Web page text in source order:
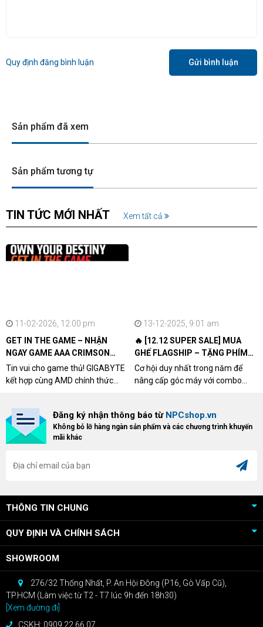
Quy định đăng bình luận Gửi bình luận
Sản phẩm đã xem
Sản phẩm tương tự
TIN TỨC MỚI NHẤT Xem tất cả
11-02-2026, 12:00 pm
GET IN THE GAME – NHẬN
NGAY GAME AAA CRIMSON
DESERT CÙNG GIGABYTE &
AMD
Tin vui cho game thủ! GIGABYTE
kết hợp cùng AMD chính thức
khách hàng sở hữu VGA Radeon
RX 9070 / RX 9070 XT.
13-12-2025, 9:01 am
🔥 [12.12 SUPER SALE] MUA
GHẾ FLAGSHIP – TẶNG PHÍM
CƠ XỊN
Cơ hội duy nhất trong năm để
nâng cấp góc máy với combo
dòng ghế Gaming cao cấp nhất,
bạn sẽ nhận ngay quà tặng trị giá
Đăng ký nhận thông báo từ NPCshop.vn
Không bỏ lỡ hàng ngàn sản phẩm và các chương trình khuyến
mãi khác
THÔNG TIN CHUNG
QUY ĐỊNH VÀ CHÍNH SÁCH
SHOWROOM
276/32 Thống Nhất, P. An Hội Đông (P16, Gò Vấp Cũ),
TP.HCM (Làm việc từ T2 - T7 lúc 9h đến 18h30)
[Xem đường đi]
CSKH: 0909.22.66.07